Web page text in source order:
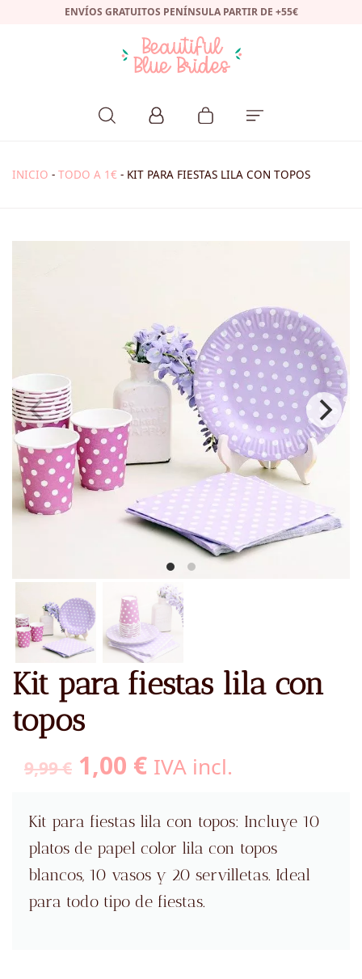
ENVÍOS GRATUITOS PENÍNSULA PARTIR DE +55€
INICIO - TODO A 1€ - KIT PARA FIESTAS LILA CON TOPOS
Kit para fiestas lila con
topos
9,99€ El
precio
original
era:
9,99 €.
1,00 €El
actual
es:
1,00 €.
IVA incl.
Kit para fiestas lila con topos: Incluye 10
platos de papel color lila con topos
blancos, 10 vasos y 20 servilletas. Ideal
para todo tipo de fiestas.